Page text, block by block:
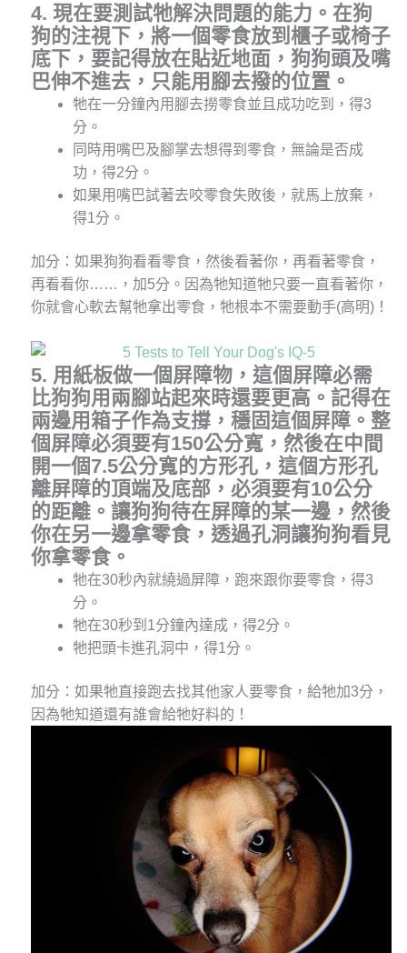
4. 現在要測試牠解決問題的能力 。 在狗
狗的注視下， 將一個零食放到櫃子或椅子
底下， 要記得放在貼近地面， 狗狗頭及嘴
巴伸不進去， 只能用腳去撥的位置 。
牠在一分鐘內用腳去撈零食並且成功吃到，得3
分。
同時用嘴巴及腳掌去想得到零食，無論是否成
功，得2分。
如果用嘴巴試著去咬零食失敗後，就馬上放棄，
得1分。
加分：如果狗狗看看零食，然後看著你，再看著零食，
再看看你……，加5分。因為牠知道牠只要一直看著你，
你就會心軟去幫牠拿出零食，牠根本不需要動手(高明)！
5. 用紙板做一個屏障物， 這個屏障必需
比狗狗用兩腳站起來時還要更高 。 記得在
兩邊用箱子作為支撐， 穩固這個屏障。整
個屏障必須要有150公分寬，然後在中間
開一個7.5公分寬的方形孔，這個方形孔
離屏障的頂端及底部，必須要有10公分
的距離。讓狗狗待在屏障的某一邊，然後
你在另一邊拿零食，透過孔洞讓狗狗看見
你拿零食。
牠在30秒內就繞過屏障，跑來跟你要零食，得3
分。
牠在30秒到1分鐘內達成，得2分。
牠把頭卡進孔洞中，得1分。
加分：如果牠直接跑去找其他家人要零食，給牠加3分，
因為牠知道還有誰會給牠好料的！